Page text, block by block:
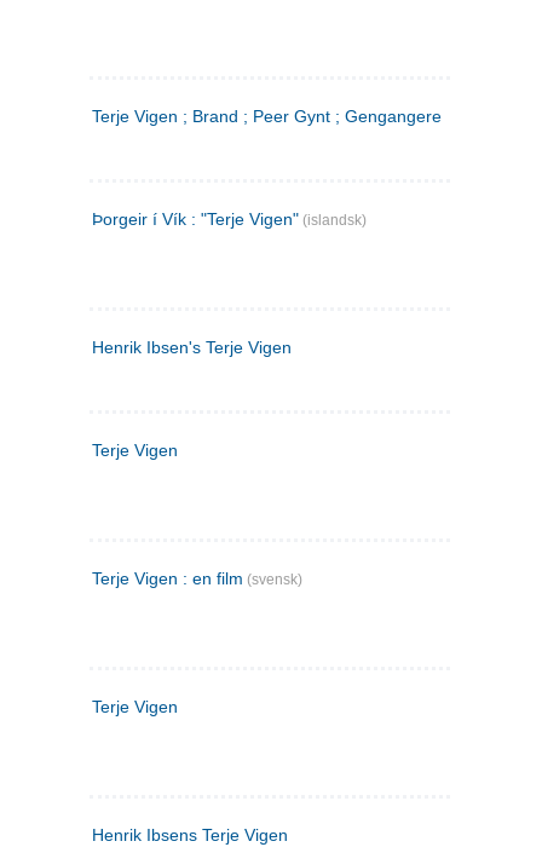
Terje Vigen ; Brand ; Peer Gynt ; Gengangere
Þorgeir í Vík : "Terje Vigen" (islandsk)
Henrik Ibsen's Terje Vigen
Terje Vigen
Terje Vigen : en film (svensk)
Terje Vigen
Henrik Ibsens Terje Vigen